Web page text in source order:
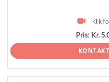
Klik
Pris: Kr.